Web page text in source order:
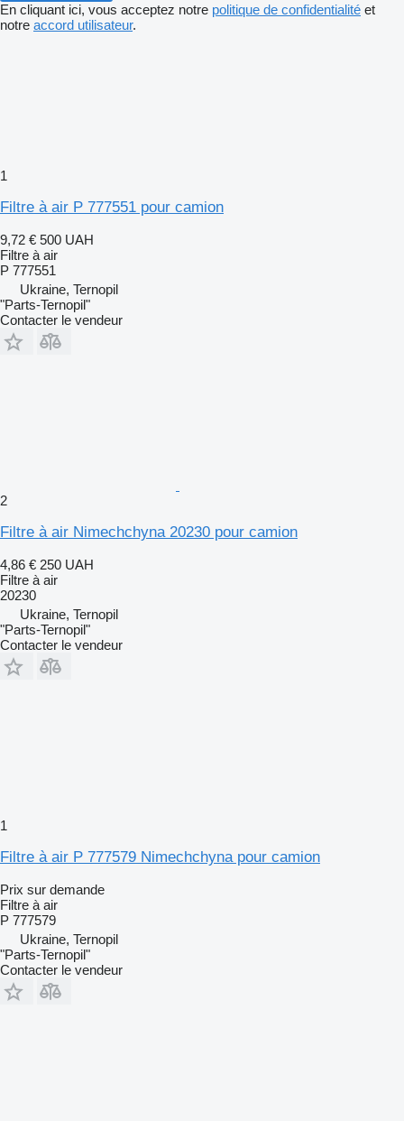
En cliquant ici, vous acceptez notre politique de confidentialité et
notre accord utilisateur.
1
Filtre à air P 777551 pour camion
9,72 € 500 UAH
Filtre à air
P 777551
Ukraine, Ternopil
"Parts-Ternopil"
Contacter le vendeur
2
Filtre à air Nimechchyna 20230 pour camion
4,86 € 250 UAH
Filtre à air
20230
Ukraine, Ternopil
"Parts-Ternopil"
Contacter le vendeur
1
Filtre à air P 777579 Nimechchyna pour camion
Prix sur demande
Filtre à air
P 777579
Ukraine, Ternopil
"Parts-Ternopil"
Contacter le vendeur